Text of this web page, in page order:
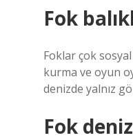
Fok
Foklar çok
kurma ve oyun
denizde yalnız
Fok